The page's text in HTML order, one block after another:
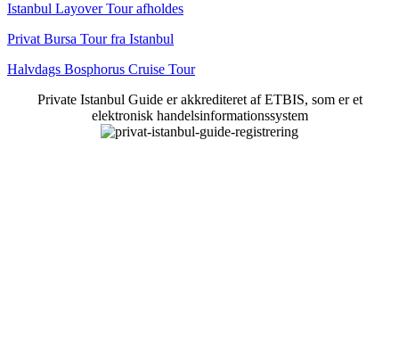
Istanbul Layover Tour afholdes
Privat Bursa Tour fra Istanbul
Halvdags Bosphorus Cruise Tour
Private Istanbul Guide er akkrediteret af ETBIS, som er et
elektronisk handelsinformationssystem